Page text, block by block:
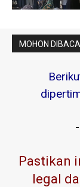
MOHON
-
Pastikan
legal